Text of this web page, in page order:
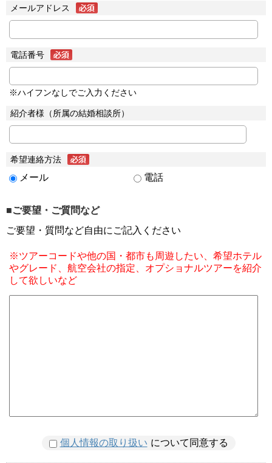
メールアドレス
電話番号
※ハイフンなしでご入力ください
紹介者様（所属の結婚相談所）
希望連絡方法
メール 電話
■ご要望・ご質問など
ご要望・質問など自由にご記入ください
※ツアーコードや他の国・都市も周遊したい、希望ホテル
やグレード、航空会社の指定、オプショナルツアーを紹介
して欲しいなど
個人情報の取り扱い について同意する